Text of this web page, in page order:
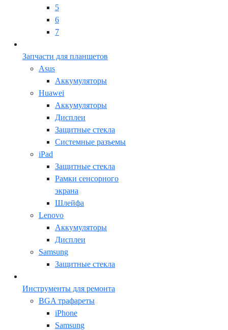
5
6
7
Запчасти для планшетов
Asus
Аккумуляторы
Huawei
Аккумуляторы
Дисплеи
Защитные стекла
Системные разъемы
iPad
Защитные стекла
Рамки сенсорного
экрана
Шлейфа
Lenovo
Аккумуляторы
Дисплеи
Samsung
Защитные стекла
Инструменты для ремонта
BGA трафареты
iPhone
Samsung